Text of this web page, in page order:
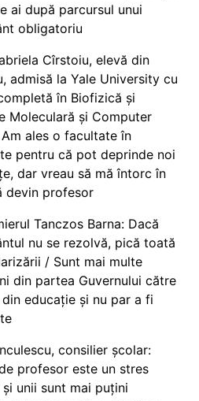
ai după parcursul unui
obligatoriu
Cîrstoiu, elevă din
admisă la Yale University cu
în Biofizică și
Moleculară și Computer
ales o facultate în
pentru că pot deprinde noi
dar vreau să mă întorc în
devin profesor
Tanczos Barna: Dacă
nu se rezolvă, pică toată
/ Sunt mai multe
din partea Guvernului către
educație și nu par a fi
consilier școlar:
profesor este un stres
unii sunt mai puțini